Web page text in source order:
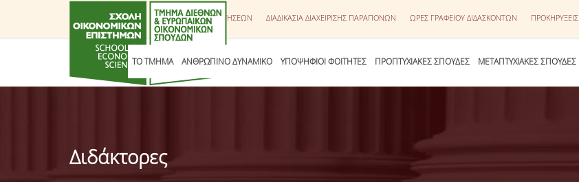
ΕΝΤΥΠΑ ΑΙΤΗΣΕΩΝ ΔΙΑΔΙΚΑΣΙΑ ΔΙΑΧΕΙΡΙΣΗΣ ΠΑΡΑΠΟΝΩΝ ΩΡΕΣ ΓΡΑΦΕΙΟΥ ΔΙΔΑΣΚΟΝΤΩΝ ΠΡΟΚΗΡΥΞΕΙΣ
ΤΟ ΤΜΗΜΑ ΑΝΘΡΩΠΙΝΟ ΔΥΝΑΜΙΚΟ ΥΠΟΨΗΦΙΟΙ ΦΟΙΤΗΤΕΣ ΠΡΟΠΤΥΧΙΑΚΕΣ ΣΠΟΥΔΕΣ ΜΕΤΑΠΤΥΧΙΑΚΕΣ ΣΠΟΥΔΕΣ
Διδάκτορες